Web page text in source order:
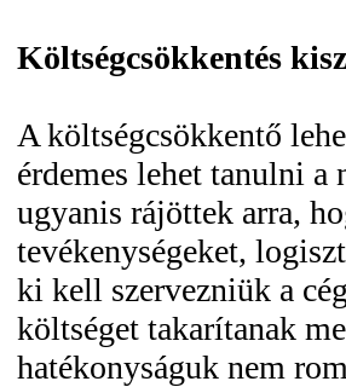
Költségcsökkentés
A költségcsökkentő
érdemes lehet tanulni
ugyanis rájöttek arra,
tevékenységeket,
ki kell szervezniük a
költséget takarítanak
hatékonyságuk nem